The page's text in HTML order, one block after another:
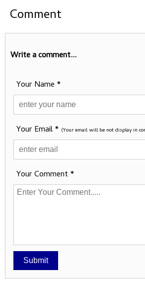
Comment
Write a comment...
Your Name *
Your Email * (Your email will be not display in
Your Comment *
Submit